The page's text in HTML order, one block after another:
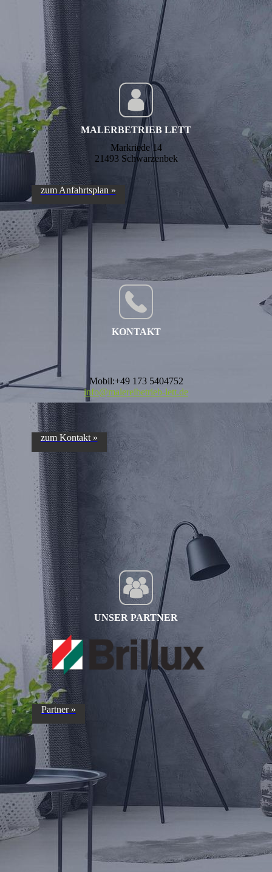
MALERBETRIEB LETT
Markriede 14
21493 Schwarzenbek
zum Anfahrtsplan »
KONTAKT
Mobil:+49 173 5404752
info@malereibetrieb-lett.de
zum Kontakt »
UNSER PARTNER
Partner »